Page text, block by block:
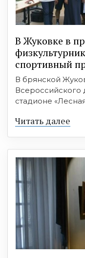
В Жуковке в
спортивный
В брянской
Всероссийского
стадионе
Читать далее